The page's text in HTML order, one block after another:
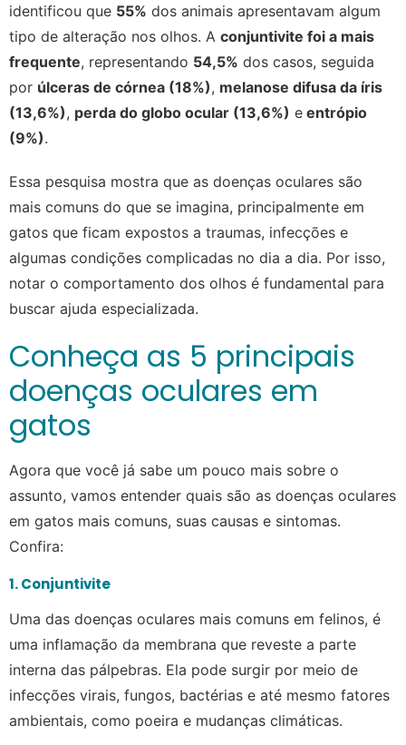
identificou que 55% dos animais apresentavam algum
tipo de alteração nos olhos. A conjuntivite foi a mais
frequente, representando 54,5% dos casos, seguida
por úlceras de córnea (18%), melanose difusa da íris
(13,6%), perda do globo ocular (13,6%) e entrópio
(9%).
Essa pesquisa mostra que as doenças oculares são
mais comuns do que se imagina, principalmente em
gatos que ficam expostos a traumas, infecções e
algumas condições complicadas no dia a dia. Por isso,
notar o comportamento dos olhos é fundamental para
buscar ajuda especializada.
Conheça as 5 principais
doenças oculares em
gatos
Agora que você já sabe um pouco mais sobre o
assunto, vamos entender quais são as doenças oculares
em gatos mais comuns, suas causas e sintomas.
Confira:
1. Conjuntivite
Uma das doenças oculares mais comuns em felinos, é
uma inflamação da membrana que reveste a parte
interna das pálpebras. Ela pode surgir por meio de
infecções virais, fungos, bactérias e até mesmo fatores
ambientais, como poeira e mudanças climáticas.